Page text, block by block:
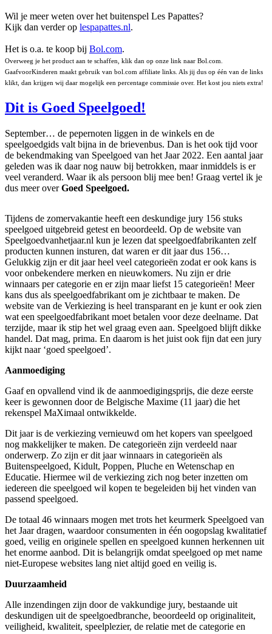
Wil je meer weten over het buitenspel Les Papattes?
Kijk dan verder op lespapattes.nl.
Het is o.a. te koop bij Bol.com.
Overweeg je het product aan te schaffen, klik dan op onze link naar Bol.com.
GaafvoorKinderen maakt gebruik van bol.com affiliate links. Als jij dus op één van de links
klikt, dan krijgen wij daar mogelijk een percentage commissie over. Het kost jou niets extra!
Dit is Goed Speelgoed!
September… de pepernoten liggen in de winkels en de
speelgoedgids valt bijna in de brievenbus. Dan is het ook tijd voor
de bekendmaking van Speelgoed van het Jaar 2022. Een aantal jaar
geleden was ik daar nog nauw bij betrokken, maar inmiddels is er
veel veranderd. Waar ik als persoon blij mee ben! Graag vertel ik je
dus meer overGoed Speelgoed.
Tijdens de zomervakantie heeft een deskundige jury 156 stuks
speelgoed uitgebreid getest en beoordeeld. Op de website van
Speelgoedvanhetjaar.nl kun je lezen dat speelgoedfabrikanten zelf
producten kunnen insturen, dat waren er dit jaar dus 156…
Gelukkig zijn er dit jaar heel veel categorieën zodat er ook kans is
voor onbekendere merken en nieuwkomers. Nu zijn er drie
winnaars per categorie en er zijn maar liefst 15 categorieën! Meer
kans dus als speelgoedfabrikant om je zichtbaar te maken. De
website van de Verkiezing is heel transparant en je kunt er ook zien
wat een speelgoedfabrikant moet betalen voor deze deelname. Dat
terzijde, maar ik stip het wel graag even aan. Speelgoed blijft dikke
handel. Dat mag, prima. En daarom is het juist ook fijn dat een jury
kijkt naar ‘goed speelgoed’.
Aanmoediging
Gaaf en opvallend vind ik de aanmoedigingsprijs, die deze eerste
keer is gewonnen door de Belgische Maxime (11 jaar) die het
rekenspel MaXimaal ontwikkelde.
Dit jaar is de verkiezing vernieuwd om het kopers van speelgoed
nog makkelijker te maken. De categorieën zijn verdeeld naar
onderwerp. Zo zijn er dit jaar winnaars in categorieën als
Buitenspeelgoed, Kidult, Poppen, Pluche en Wetenschap en
Educatie. Hiermee wil de verkiezing zich nog beter inzetten om
iedereen die speelgoed wil kopen te begeleiden bij het vinden van
passend speelgoed.
De totaal 46 winnaars mogen met trots het keurmerk Speelgoed van
het Jaar dragen, waardoor consumenten in één oogopslag kwalitatief
goed, veilig en originele spellen en speelgoed kunnen herkennen uit
het enorme aanbod. Dit is belangrijk omdat speelgoed op met name
niet-Europese websites lang niet altijd goed en veilig is.
Duurzaamheid
Alle inzendingen zijn door de vakkundige jury, bestaande uit
deskundigen uit de speelgoedbranche, beoordeeld op originaliteit,
veiligheid, kwaliteit, speelplezier, de relatie met de categorie en